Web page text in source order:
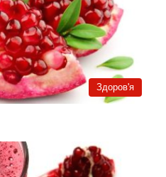
Здоров'я